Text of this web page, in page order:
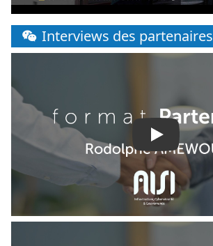
Interviews des partenaires
Play